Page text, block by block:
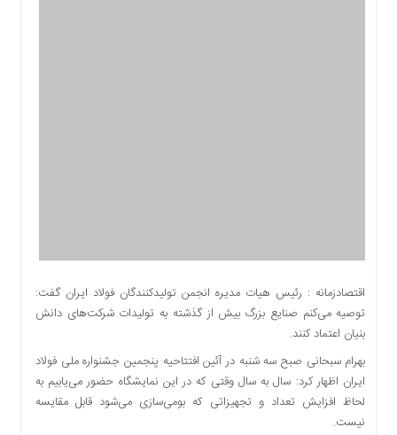
نفت
انرژی
فناوری
منظقه
اقتصادزمانه : رئیس هیات مدیره انجمن تولیدکنندگان فولاد ایران گفت:
توصیه می‌کنم صنایع بزرگ بیش از گذشته به تولیدات شرکت‎‌های دانش
بنیان اعتماد کنند.
بهرام سبحانی صبح سه شنبه در آئین افتتاحیه پنجمین جشنواره ملی فولاد
ایران اظهار کرد: سال به سال وقتی که در این نمایشگاه حضور می‌یابیم به
لحاظ افزایش تعداد و تجهیزاتی که بومی‌سازی می‌شود قابل مقایسه
نیست.